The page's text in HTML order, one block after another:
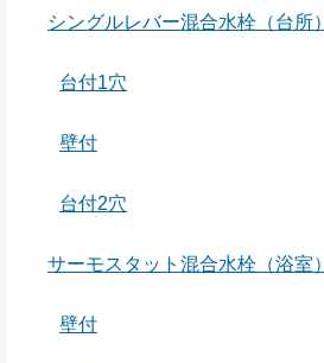
シングルレバー混合水栓（台所）
台付1穴
壁付
台付2穴
サーモスタット混合水栓（浴室）
壁付